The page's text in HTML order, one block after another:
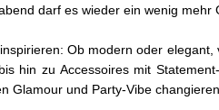
darf es wieder ein wenig mehr
Ob modern oder elegant,
hin zu Accessoires mit
Glamour und Party-Vibe